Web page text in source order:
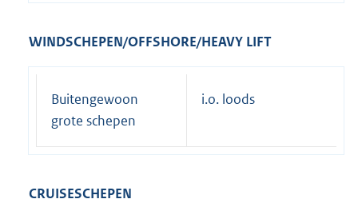
WINDSCHEPEN/OFFSHORE/HEAVY LIFT
Buitengewoon
grote schepen
i.o. loods
CRUISESCHEPEN